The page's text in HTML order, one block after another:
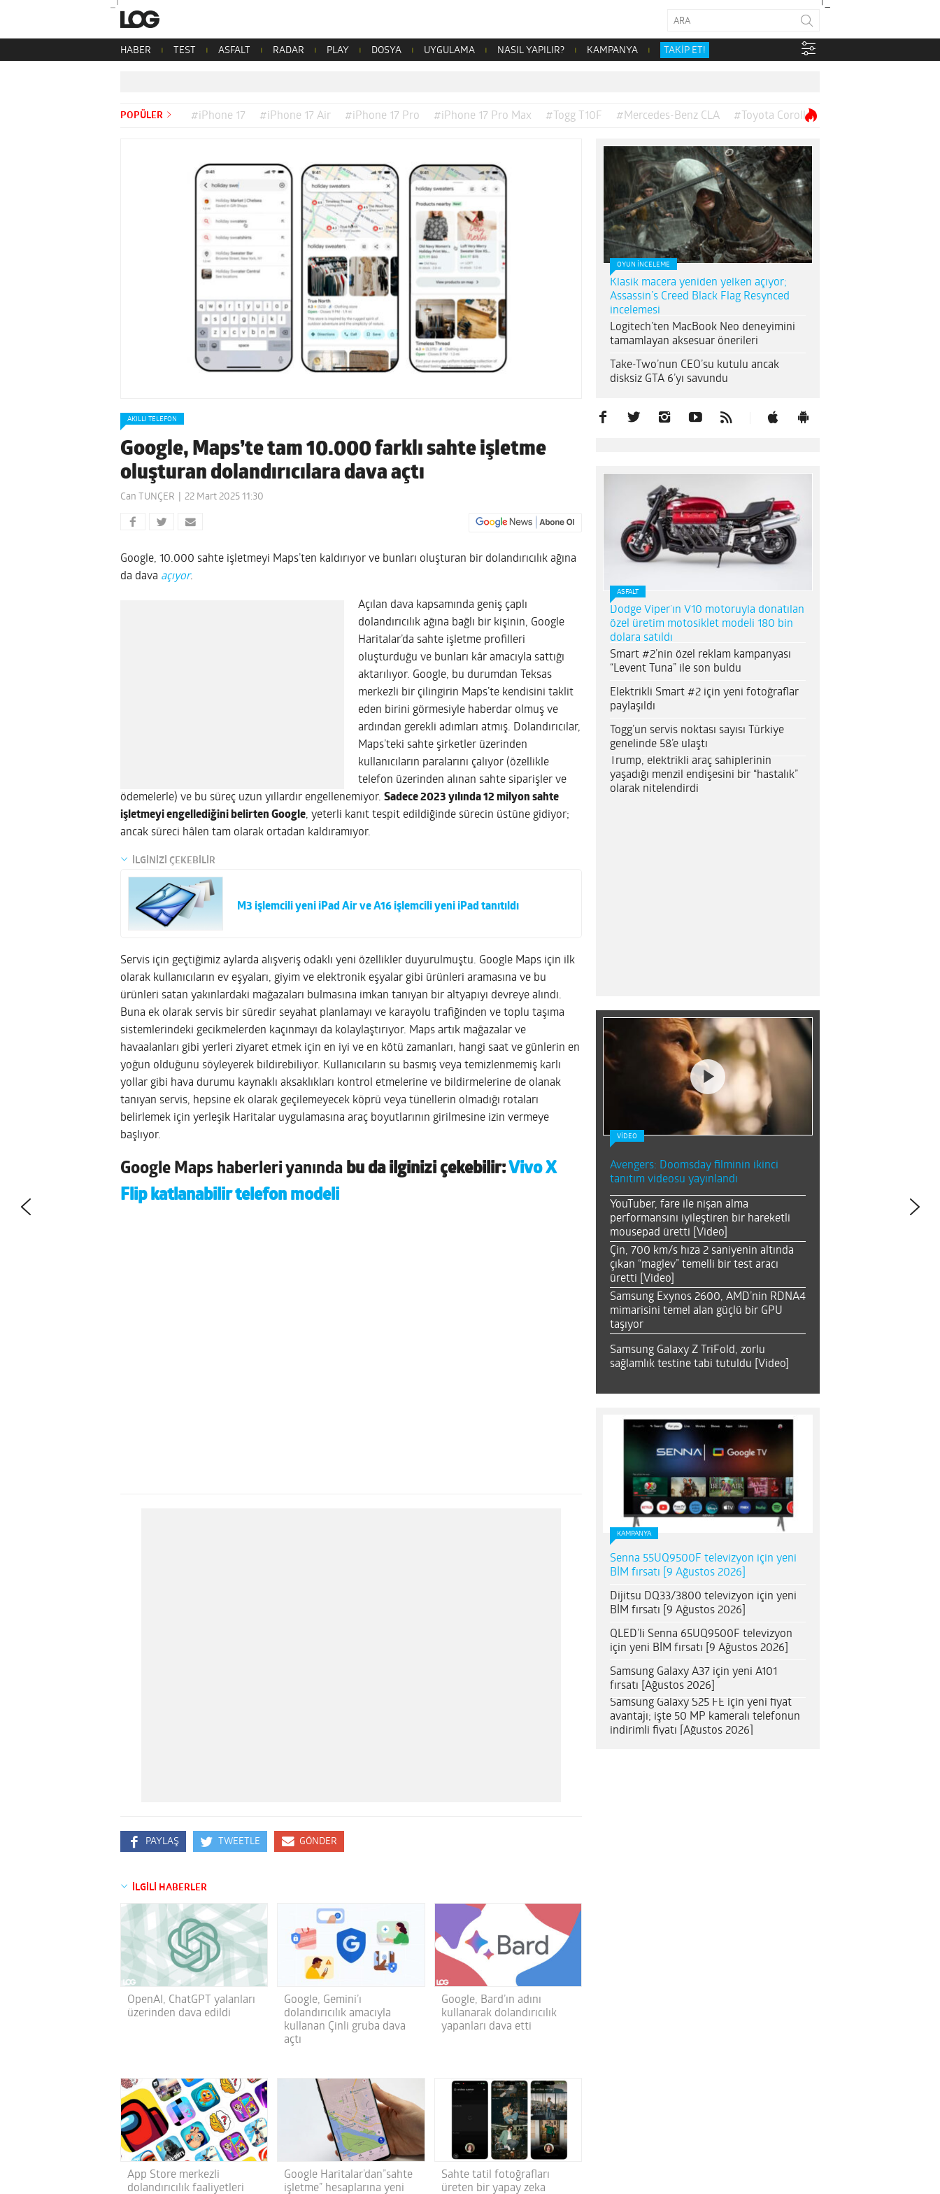
HABER TEST ASFALT RADAR PLAY DOSYA UYGULAMA NASIL YAPILIR? KAMPANYA TAKİP ET!
POPÜLER #iPhone 17 #iPhone 17 Air #iPhone 17 Pro #iPhone 17 Pro Max #Togg T10F #Mercedes-Benz CLA #Toyota Corolla
AKILLI TELEFON
Google, Maps’te tam 10.000 farklı sahte işletme
oluşturan dolandırıcılara dava açtı
Can TUNÇER 22 Mart 2025 11:30
Google, 10.000 sahte işletmeyi Maps’ten kaldırıyor ve bunları oluşturan bir dolandırıcılık ağına
da dava açıyor.
Açılan dava kapsamında geniş çaplı
dolandırıcılık ağına bağlı bir kişinin, Google
Haritalar’da sahte işletme profilleri
oluşturduğu ve bunları kâr amacıyla sattığı
aktarılıyor. Google, bu durumdan Teksas
merkezli bir çilingirin Maps’te kendisini taklit
eden birini görmesiyle haberdar olmuş ve
ardından gerekli adımları atmış. Dolandırıcılar,
Maps’teki sahte şirketler üzerinden
kullanıcıların paralarını çalıyor (özellikle
telefon üzerinden alınan sahte siparişler ve
ödemelerle) ve bu süreç uzun yıllardır engellenemiyor. Sadece 2023 yılında 12 milyon sahte
işletmeyi engellediğini belirten Google, yeterli kanıt tespit edildiğinde sürecin üstüne gidiyor;
ancak süreci hâlen tam olarak ortadan kaldıramıyor.
İLGİNİZİ ÇEKEBİLİR
M3 işlemcili yeni iPad Air ve A16 işlemcili yeni iPad tanıtıldı
Servis için geçtiğimiz aylarda alışveriş odaklı yeni özellikler duyurulmuştu. Google Maps için ilk
olarak kullanıcıların ev eşyaları, giyim ve elektronik eşyalar gibi ürünleri aramasına ve bu
ürünleri satan yakınlardaki mağazaları bulmasına imkan tanıyan bir altyapıyı devreye alındı.
Buna ek olarak servis bir süredir seyahat planlamayı ve karayolu trafiğinden ve toplu taşıma
sistemlerindeki gecikmelerden kaçınmayı da kolaylaştırıyor. Maps artık mağazalar ve
havaalanları gibi yerleri ziyaret etmek için en iyi ve en kötü zamanları, hangi saat ve günlerin en
yoğun olduğunu söyleyerek bildirebiliyor. Kullanıcıların su basmış veya temizlenmemiş karlı
yollar gibi hava durumu kaynaklı aksaklıkları kontrol etmelerine ve bildirmelerine de olanak
tanıyan servis, hepsine ek olarak geçilemeyecek köprü veya tünellerin olmadığı rotaları
belirlemek için yerleşik Haritalar uygulamasına araç boyutlarının girilmesine izin vermeye
başlıyor.
Google Maps haberleri yanında bu da ilginizi çekebilir: Vivo X
Flip katlanabilir telefon modeli
PAYLAŞ TWEETLE GÖNDER
İLGİLİ HABERLER
OpenAI, ChatGPT yalanları
üzerinden dava edildi
Google, Gemini’ı
dolandırıcılık amacıyla
kullanan Çinli gruba dava
açtı
Google, Bard’ın adını
kullanarak dolandırıcılık
yapanları dava etti
App Store merkezli
dolandırıcılık faaliyetleri
Google Haritalar’dan”sahte
işletme” hesaplarına yeni
Sahte tatil fotoğrafları
üreten bir yapay zeka
OYUN İNCELEME
Klasik macera yeniden yelken açıyor;
Assassin’s Creed Black Flag Resynced
incelemesi
Logitech’ten MacBook Neo deneyimini
tamamlayan aksesuar önerileri
Take-Two’nun CEO’su kutulu ancak
disksiz GTA 6’yı savundu
ASFALT
Dodge Viper’ın V10 motoruyla donatılan
özel üretim motosiklet modeli 180 bin
dolara satıldı
Smart #2’nin özel reklam kampanyası
“Levent Tuna” ile son buldu
Elektrikli Smart #2 için yeni fotoğraflar
paylaşıldı
Togg’un servis noktası sayısı Türkiye
genelinde 58’e ulaştı
Trump, elektrikli araç sahiplerinin
yaşadığı menzil endişesini bir “hastalık”
olarak nitelendirdi
VİDEO
Avengers: Doomsday filminin ikinci
tanıtım videosu yayınlandı
YouTuber, fare ile nişan alma
performansını iyileştiren bir hareketli
mousepad üretti [Video]
Çin, 700 km/s hıza 2 saniyenin altında
çıkan “maglev” temelli bir test aracı
üretti [Video]
Samsung Exynos 2600, AMD’nin RDNA4
mimarisini temel alan güçlü bir GPU
taşıyor
Samsung Galaxy Z TriFold, zorlu
sağlamlık testine tabi tutuldu [Video]
KAMPANYA
Senna 55UQ9500F televizyon için yeni
BİM fırsatı [9 Ağustos 2026]
Dijitsu DQ33/3800 televizyon için yeni
BİM fırsatı [9 Ağustos 2026]
QLED’li Senna 65UQ9500F televizyon
için yeni BİM fırsatı [9 Ağustos 2026]
Samsung Galaxy A37 için yeni A101
fırsatı [Ağustos 2026]
Samsung Galaxy S25 FE için yeni fiyat
avantajı; işte 50 MP kameralı telefonun
indirimli fiyatı [Ağustos 2026]